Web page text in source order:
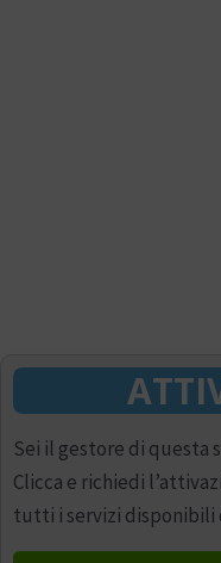
Sei il gestore di
Clicca e richiedi
tutti i servizi